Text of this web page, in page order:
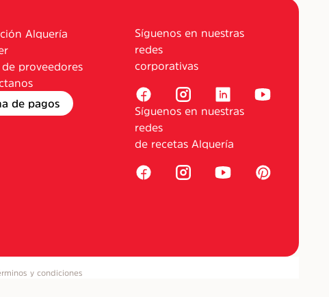
Alquería
proveedores
de pagos
Síguenos en nuestras
redes
corporativas
Síguenos en nuestras
redes
de recetas Alquería
y condiciones